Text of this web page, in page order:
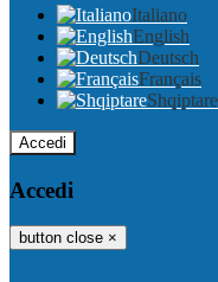
Italiano
English
Deutsch
Français
Shqiptare
Accedi
Accedi
button close ×